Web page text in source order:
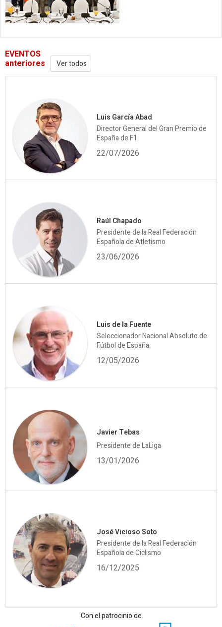
EVENTOS
anteriores Ver todos
Luis García Abad
Director General del Gran Premio de
España de F1
22/07/2026
Raúl Chapado
Presidente de la Real Federación
Española de Atletismo
23/06/2026
Luis de la Fuente
Seleccionador Nacional Absoluto de
Fútbol de España
12/05/2026
Javier Tebas
Presidente de LaLiga
13/01/2026
José Vicioso Soto
Presidente de la Real Federación
Española de Ciclismo
16/12/2025
Con el patrocinio de